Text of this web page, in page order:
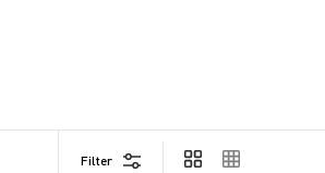
bowls, will amaze
Filter